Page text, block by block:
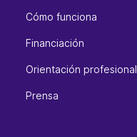
Cómo funciona
Financiación
Orientación profesional
Prensa